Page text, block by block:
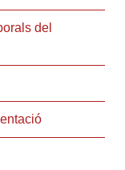
del